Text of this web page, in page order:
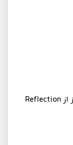
ابزارهای تبدیل داده به JSON یا XML نیز از Reflection